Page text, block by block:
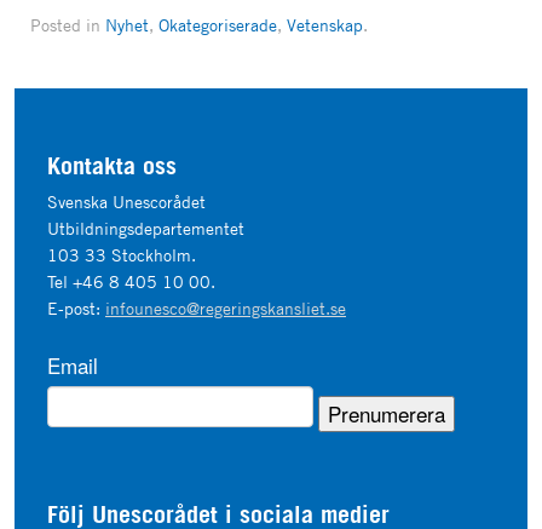
Posted in Nyhet, Okategoriserade, Vetenskap.
Kontakta oss
Svenska Unescorådet
Utbildningsdepartementet
103 33 Stockholm.
Tel +46 8 405 10 00.
E-post: infounesco@regeringskansliet.se
Email
Följ Unescorådet i sociala medier